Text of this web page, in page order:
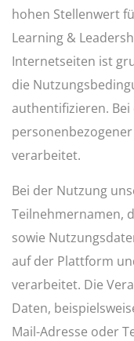
hohen Stellenwert
Learning &
Internetseiten ist
die
authentifizieren.
verarbeitet.
Bei der Nutzung
Teilnehmernamen,
sowie
auf der Plattform
verarbeitet. Die
Daten,
Mail-Adresse oder